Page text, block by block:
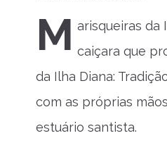
M arisqueiras da
caiçara que
da Ilha Diana:
com as próprias
estuário santista.